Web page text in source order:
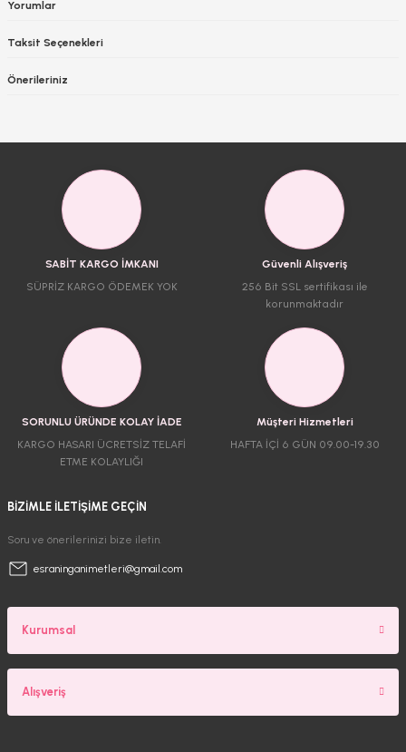
Yorumlar
Taksit Seçenekleri
Önerileriniz
SABİT KARGO İMKANI
SÜPRİZ KARGO ÖDEMEK YOK
Güvenli Alışveriş
256 Bit SSL sertifikası ile
korunmaktadır
SORUNLU ÜRÜNDE KOLAY İADE
KARGO HASARI ÜCRETSİZ TELAFİ
ETME KOLAYLIĞI
Müşteri Hizmetleri
HAFTA İÇİ 6 GÜN 09.00-19.30
BİZİMLE İLETİŞİME GEÇİN
Soru ve önerilerinizi bize iletin.
esraninganimetleri@gmail.com
Kurumsal
Alışveriş